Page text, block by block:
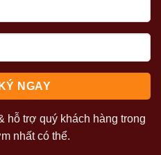
hỗ trợ quý khách hàng trong
nhất có thể.